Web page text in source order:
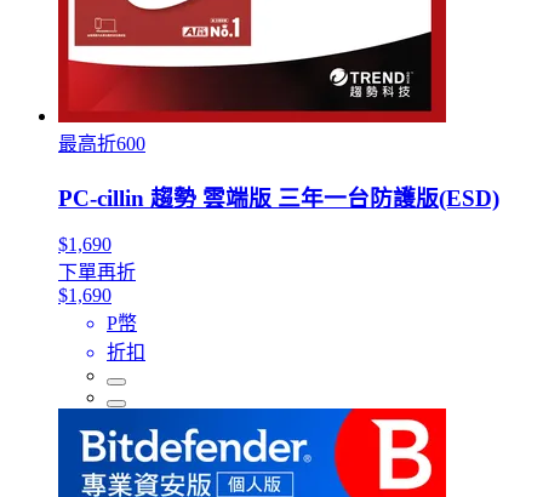
最高折600
PC-cillin 趨勢 雲端版 三年一台防護版(ESD)
$1,690
下單再折
$1,690
P幣
折扣